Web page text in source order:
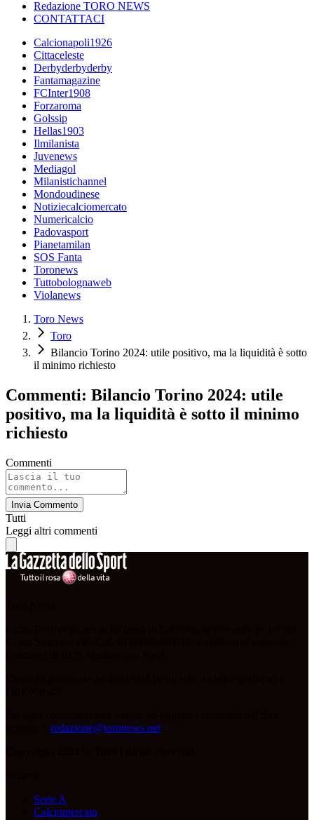
Redazione TORO NEWS
CONTATTACI
Calcionapoli1926
Cittaceleste
Derbyderbyderby
Fantamagazine
FCInter1908
Forzaroma
Golssip
Hellas1903
Ilmilanista
Juvenews
Mediagol
Milanistichannel
Mondoudinese
Notiziecalciomercato
Numericalcio
Padovasport
Pianetamilan
SOS Fanta
Toronews
Tuttobolognaweb
Violanews
Toro News
Toro
Bilancio Torino 2024: utile positivo, ma la liquidità è sotto
il minimo richiesto
Commenti: Bilancio Torino 2024: utile
positivo, ma la liquidità è sotto il minimo
richiesto
Commenti
Invia Commento
Tutti
Leggi altri commenti
redazione@toronews.net
Serie A
Calciomercato